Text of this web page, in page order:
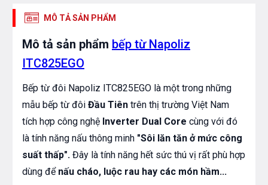
MÔ TẢ SẢN PHẨM
Mô tả sản phẩm bếp từ Napoliz
ITC825EGO
Bếp từ đôi Napoliz ITC825EGO là một trong những
mẫu bếp từ đôi Đầu Tiên trên thị trường Việt Nam
tích hợp công nghệ Inverter Dual Core cùng với đó
là tính năng nấu thông minh "Sôi lăn tăn ở mức công
suất thấp". Đây là tính năng hết sức thú vị rất phù hợp
dùng để nấu cháo, luộc rau hay các món hầm...